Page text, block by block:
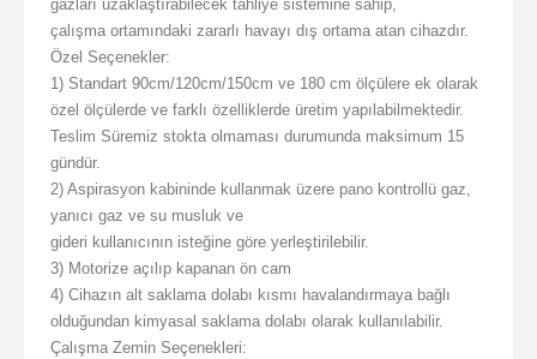
gazları uzaklaştırabilecek tahliye sistemine sahip,
çalışma ortamındaki zararlı havayı dış ortama atan cihazdır.
Özel Seçenekler:
1) Standart 90cm/120cm/150cm ve 180 cm ölçülere ek olarak
özel ölçülerde ve farklı özelliklerde üretim yapılabilmektedir.
Teslim Süremiz stokta olmaması durumunda maksimum 15
gündür.
2) Aspirasyon kabininde kullanmak üzere pano kontrollü gaz,
yanıcı gaz ve su musluk ve
gideri kullanıcının isteğine göre yerleştirilebilir.
3) Motorize açılıp kapanan ön cam
4) Cihazın alt saklama dolabı kısmı havalandırmaya bağlı
olduğundan kimyasal saklama dolabı olarak kullanılabilir.
Çalışma Zemin Seçenekleri: